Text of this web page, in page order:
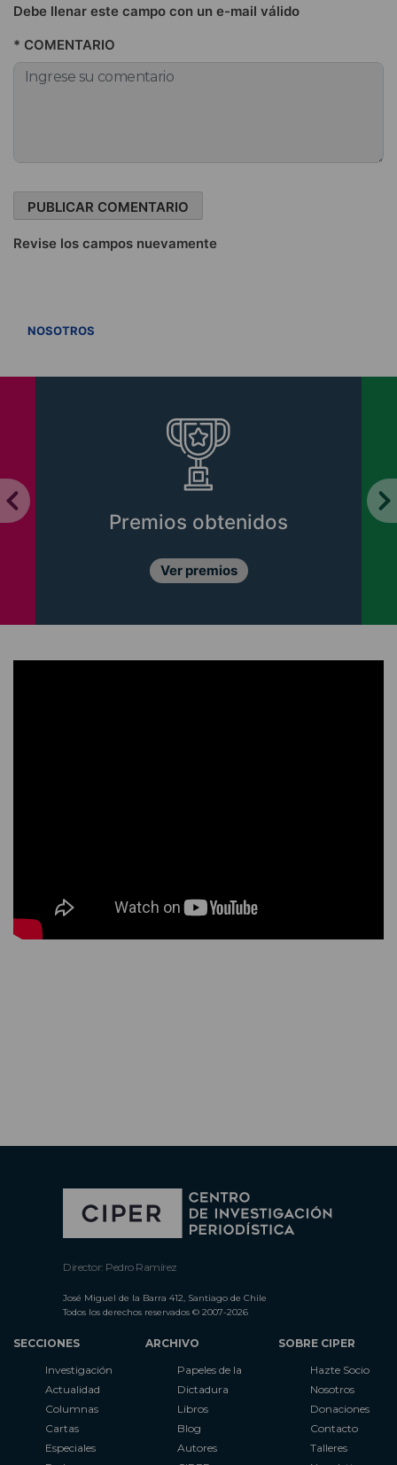
Debe llenar este campo con un e-mail válido
* COMENTARIO
Revise los campos nuevamente
NOSOTROS
Premios obtenidos
Ver premios
Director: Pedro Ramírez
José Miguel de la Barra 412, Santiago de Chile
Todos los derechos reservados © 2007-2026
SECCIONES
Investigación
Actualidad
Columnas
Cartas
Especiales
ARCHIVO
Papeles de la
Dictadura
Libros
Blog
Autores
SOBRE CIPER
Hazte Socio
Nosotros
Donaciones
Contacto
Talleres